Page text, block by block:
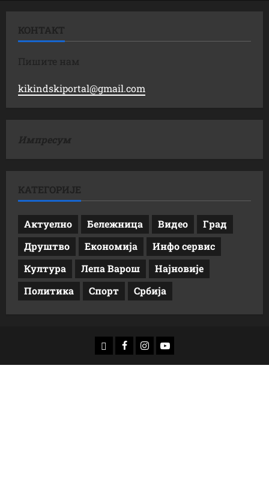
КОНТАКТ
Пишите нам
kikindskiportal@gmail.com
Импресум
КАТЕГОРИЈЕ
Актуелно Бележница Видео
Град
Друштво
Економија
Инфо сервис
Култура
Лепа Варош
Најновије
Политика
Спорт Србија
доwнлоад
Фацебоок
Инстаграм
Yоутубе